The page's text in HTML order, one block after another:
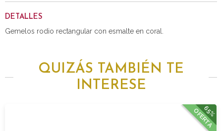
DETALLES
Gemelos rodio rectangular con esmalte en coral.
QUIZÁS TAMBIÉN TE
INTERESE
65%
OFERTA